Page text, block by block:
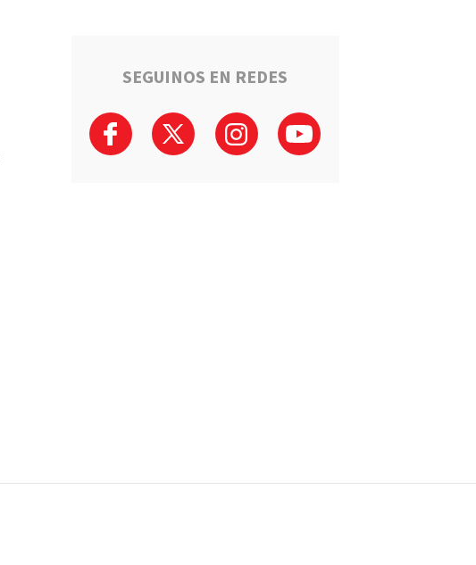
"Solo quería darle una
oportunidad"SEGUINOS EN REDES